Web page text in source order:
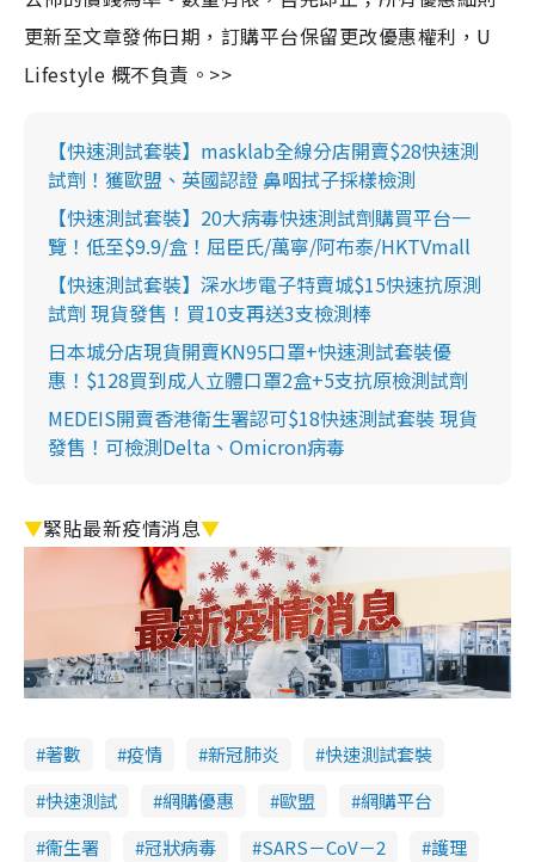
更新至文章發佈日期，訂購平台保留更改優惠權利，U
Lifestyle 概不負責。>>
【快速測試套裝】masklab全線分店開賣$28快速測
試劑！獲歐盟、英國認證 鼻咽拭子採樣檢測
【快速測試套裝】20大病毒快速測試劑購買平台一
覽！低至$9.9/盒！屈臣氏/萬寧/阿布泰/HKTVmall
【快速測試套裝】深水埗電子特賣城$15快速抗原測
試劑 現貨發售！買10支再送3支檢測棒
日本城分店現貨開賣KN95口罩+快速測試套裝優
惠！$128買到成人立體口罩2盒+5支抗原檢測試劑
MEDEIS開賣香港衛生署認可$18快速測試套裝 現貨
發售！可檢測Delta、Omicron病毒
▼緊貼最新疫情消息▼
著數 疫情 新冠肺炎
快速測試套裝
快速測試
網購優惠 歐盟
網購平台
衞生署
冠狀病毒 SARS－CoV－2 護理